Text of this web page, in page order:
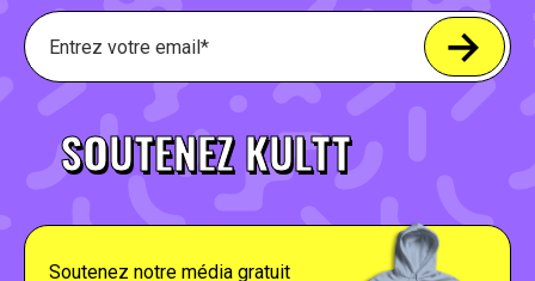
SOUTENEZ KULTT
Soutenez notre média gratuit